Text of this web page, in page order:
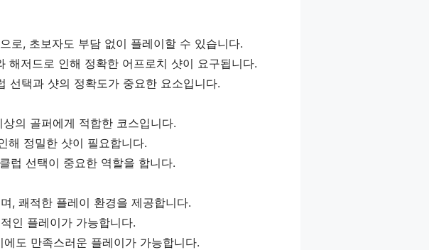
로, 초보자도 부담 없이 플레이할 수 있습니다.
저드로 인해 정확한 어프로치 샷이 요구됩니다.
선택과 샷의 정확도가 중요한 요소입니다.
의 골퍼에게 적합한 코스입니다.
해 정밀한 샷이 필요합니다.
럽 선택이 중요한 역할을 합니다.
, 쾌적한 플레이 환경을 제공합니다.
인 플레이가 가능합니다.
도 만족스러운 플레이가 가능합니다.